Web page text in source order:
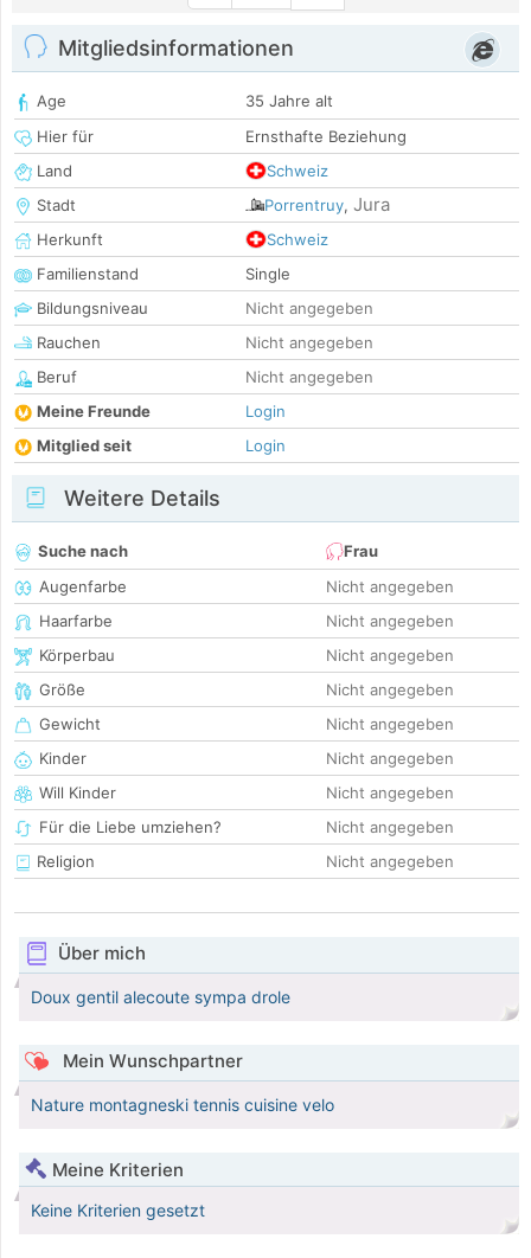
Mitgliedsinformationen
Age
35 Jahre alt
Hier für
Ernsthafte Beziehung
Land
Schweiz
Stadt
Porrentruy, Jura
Herkunft
Schweiz
Familienstand
Single
Bildungsniveau
Nicht angegeben
Rauchen
Nicht angegeben
Beruf
Nicht angegeben
Meine Freunde
Login
Mitglied seit
Login
Weitere Details
Suche nach
Frau
Augenfarbe
Nicht angegeben
Haarfarbe
Nicht angegeben
Körperbau
Nicht angegeben
Größe
Nicht angegeben
Gewicht
Nicht angegeben
Kinder
Nicht angegeben
Will Kinder
Nicht angegeben
Für die Liebe umziehen?
Nicht angegeben
Religion
Nicht angegeben
Über mich
Doux gentil alecoute sympa drole
Mein Wunschpartner
Nature montagneski tennis cuisine velo
Meine Kriterien
Keine Kriterien gesetzt